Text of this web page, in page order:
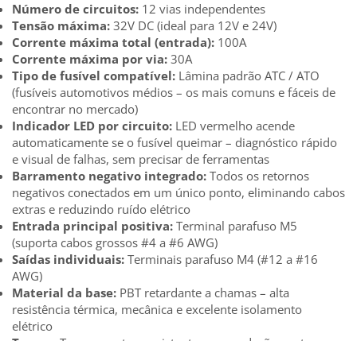
Número de circuitos: 12 vias independentes
Tensão máxima: 32V DC (ideal para 12V e 24V)
Corrente máxima total (entrada): 100A
Corrente máxima por via: 30A
Tipo de fusível compatível: Lâmina padrão ATC / ATO
(fusíveis automotivos médios – os mais comuns e fáceis de
encontrar no mercado)
Indicador LED por circuito: LED vermelho acende
automaticamente se o fusível queimar – diagnóstico rápido
e visual de falhas, sem precisar de ferramentas
Barramento negativo integrado: Todos os retornos
negativos conectados em um único ponto, eliminando cabos
extras e reduzindo ruído elétrico
Entrada principal positiva: Terminal parafuso M5
(suporta cabos grossos #4 a #6 AWG)
Saídas individuais: Terminais parafuso M4 (#12 a #16
AWG)
Material da base: PBT retardante a chamas – alta
resistência térmica, mecânica e excelente isolamento
elétrico